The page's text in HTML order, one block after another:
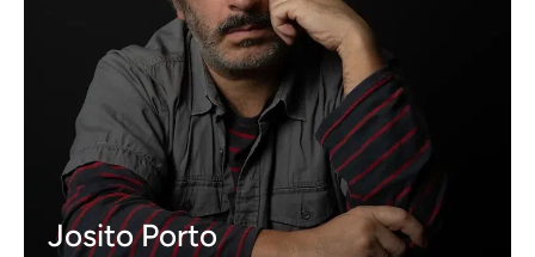
Idiomas:Castellano: Nativo
Gallego: Nativo
Inglés: Alto
Ver más
Josito Porto